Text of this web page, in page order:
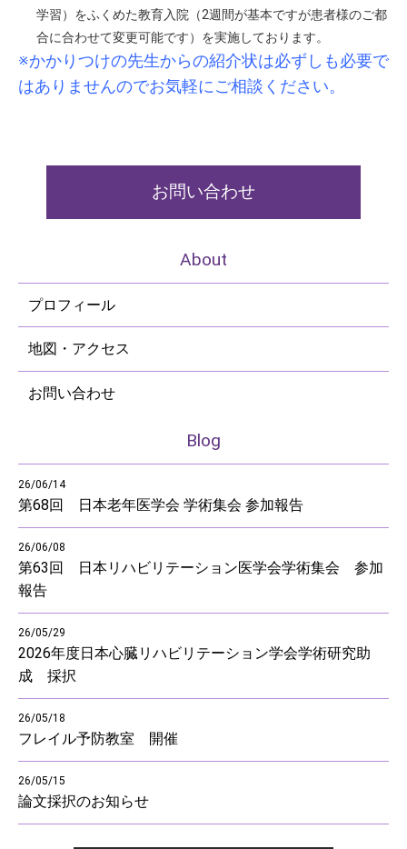
学習）をふくめた教育入院（2週間が基本ですが患者様のご都
合に合わせて変更可能です）を実施しております。
※かかりつけの先生からの紹介状は必ずしも必要で
はありませんのでお気軽にご相談ください。
お問い合わせ
About
プロフィール
地図・アクセス
お問い合わせ
Blog
26/06/14
第68回 日本老年医学会 学術集会 参加報告
26/06/08
第63回 日本リハビリテーション医学会学術集会 参加
報告
26/05/29
2026年度日本心臓リハビリテーション学会学術研究助
成 採択
26/05/18
フレイル予防教室 開催
26/05/15
論文採択のお知らせ